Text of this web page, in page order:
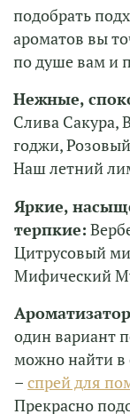
подобрать
ароматов вы
по душе вам и
Нежные,
Слива Сакура,
годжи,
Наш летний
Яркие,
терпкие:
Цитрусовый
Мифический
один вариант
можно найти в
– спрей для
Прекрасно